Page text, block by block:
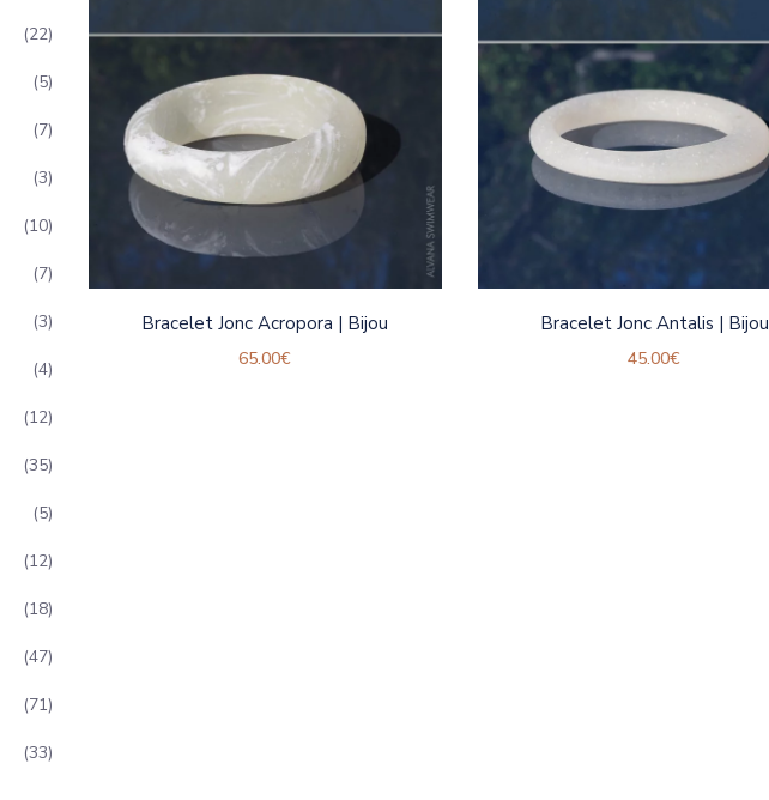
22
5
7
3
10
7
3
4
12
35
5
12
18
47
71
33
Bracelet Jonc Acropora | Bijou
65.00€
Bracelet Jonc Antalis | Bijou
45.00€